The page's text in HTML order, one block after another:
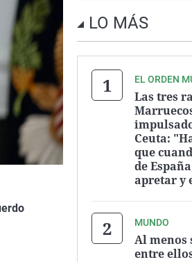
LO MÁS
EL ORDEN
Las tres
Ceuta:
que
de
apretar y
MUNDO
Al menos
entre